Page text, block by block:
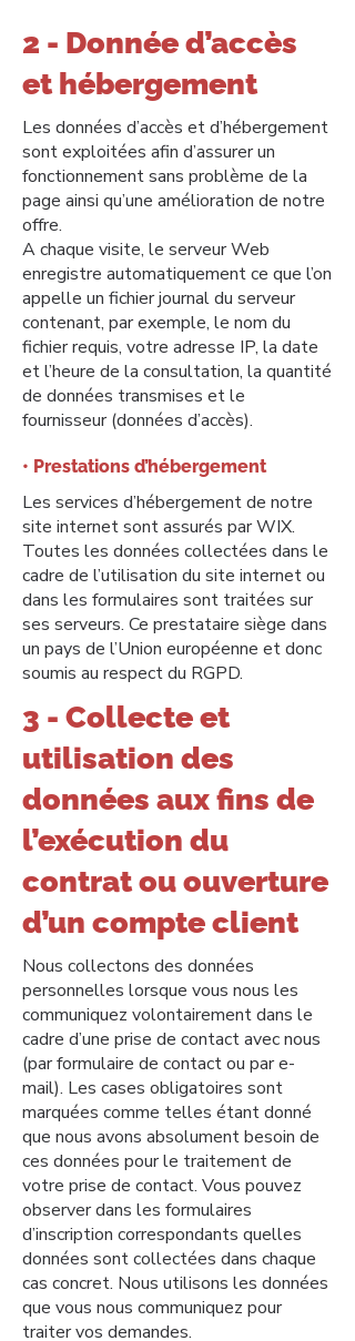
2 - Donnée d’accès
et hébergement
Les données d’accès et d’hébergement
sont exploitées afin d’assurer un
fonctionnement sans problème de la
page ainsi qu’une amélioration de notre
offre.
A chaque visite, le serveur Web
enregistre automatiquement ce que l’on
appelle un fichier journal du serveur
contenant, par exemple, le nom du
fichier requis, votre adresse IP, la date
et l’heure de la consultation, la quantité
de données transmises et le
fournisseur (données d’accès).
• Prestations d’hébergement
Les services d’hébergement de notre
site internet sont assurés par WIX.
Toutes les données collectées dans le
cadre de l’utilisation du site internet ou
dans les formulaires sont traitées sur
ses serveurs. Ce prestataire siège dans
un pays de l’Union européenne et donc
soumis au respect du RGPD.
3 - Collecte et
utilisation des
données aux fins de
l’exécution du
contrat ou ouverture
d’un compte client
Nous collectons des données
personnelles lorsque vous nous les
communiquez volontairement dans le
cadre d’une prise de contact avec nous
(par formulaire de contact ou par e-
mail). Les cases obligatoires sont
marquées comme telles étant donné
que nous avons absolument besoin de
ces données pour le traitement de
votre prise de contact. Vous pouvez
observer dans les formulaires
d’inscription correspondants quelles
données sont collectées dans chaque
cas concret. Nous utilisons les données
que vous nous communiquez pour
traiter vos demandes.